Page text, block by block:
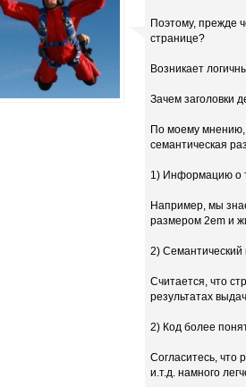
Поэтому, прежде
странице?
Возникает
Зачем заголовки
По моему мнению,
семантическая
1) Информацию о
Например, мы
размером 2em и
2) Семантический
Считается, что
результатах
2) Код более
Согласитесь, что
и.т.д. намного